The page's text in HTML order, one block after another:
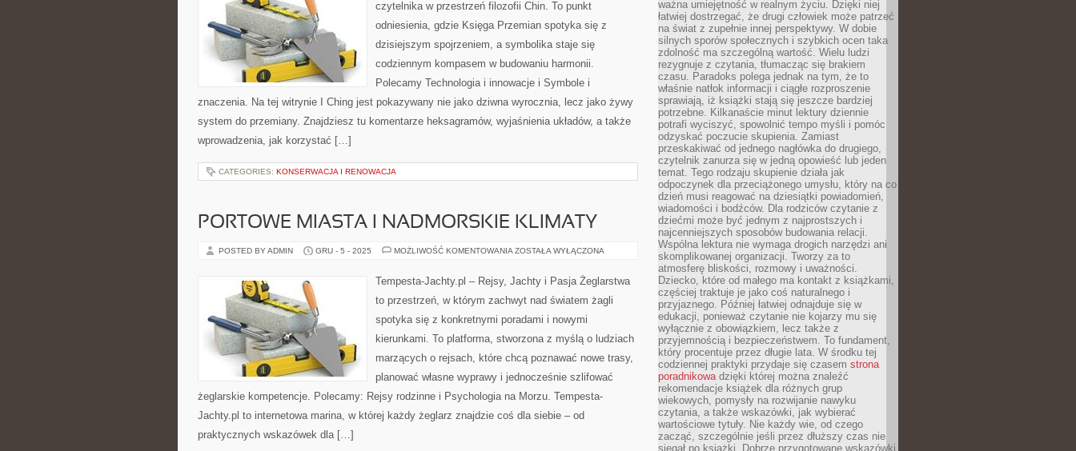
czytelnika w przestrzeń filozofii Chin. To punkt
odniesienia, gdzie Księga Przemian spotyka się z
dzisiejszym spojrzeniem, a symbolika staje się
codziennym kompasem w budowaniu harmonii.
Polecamy Technologia i innowacje i Symbole i
znaczenia. Na tej witrynie I Ching jest pokazywany nie jako dziwna wyrocznia, lecz jako żywy
system do przemiany. Znajdziesz tu komentarze heksagramów, wyjaśnienia układów, a także
wprowadzenia, jak korzystać […]
CATEGORIES: KONSERWACJA I RENOWACJA
PORTOWE MIASTA I NADMORSKIE KLIMATY
POSTED BY ADMIN GRU - 5 - 2025 MOŻLIWOŚĆ KOMENTOWANIA PORTOWE
NADMORSKIE
KLIMATY
ZOSTAŁA WYŁĄCZONA
Tempesta-Jachty.pl – Rejsy, Jachty i Pasja Żeglarstwa
to przestrzeń, w którym zachwyt nad światem żagli
spotyka się z konkretnymi poradami i nowymi
kierunkami. To platforma, stworzona z myślą o ludziach
marzących o rejsach, które chcą poznawać nowe trasy,
planować własne wyprawy i jednocześnie szlifować
żeglarskie kompetencje. Polecamy: Rejsy rodzinne i Psychologia na Morzu. Tempesta-
Jachty.pl to internetowa marina, w której każdy żeglarz znajdzie coś dla siebie – od
praktycznych wskazówek dla […]
ważna umiejętność w realnym życiu. Dzięki niej
łatwiej dostrzegać, że drugi człowiek może patrzeć
na świat z zupełnie innej perspektywy. W dobie
silnych sporów społecznych i szybkich ocen taka
zdolność ma szczególną wartość. Wielu ludzi
rezygnuje z czytania, tłumacząc się brakiem
czasu. Paradoks polega jednak na tym, że to
właśnie natłok informacji i ciągłe rozproszenie
sprawiają, iż książki stają się jeszcze bardziej
potrzebne. Kilkanaście minut lektury dziennie
potrafi wyciszyć, spowolnić tempo myśli i pomóc
odzyskać poczucie skupienia. Zamiast
przeskakiwać od jednego nagłówka do drugiego,
czytelnik zanurza się w jedną opowieść lub jeden
temat. Tego rodzaju skupienie działa jak
odpoczynek dla przeciążonego umysłu, który na co
dzień musi reagować na dziesiątki powiadomień,
wiadomości i bodźców. Dla rodziców czytanie z
dziećmi może być jednym z najprostszych i
najcenniejszych sposobów budowania relacji.
Wspólna lektura nie wymaga drogich narzędzi ani
skomplikowanej organizacji. Tworzy za to
atmosferę bliskości, rozmowy i uważności.
Dziecko, które od małego ma kontakt z książkami,
częściej traktuje je jako coś naturalnego i
przyjaznego. Później łatwiej odnajduje się w
edukacji, ponieważ czytanie nie kojarzy mu się
wyłącznie z obowiązkiem, lecz także z
przyjemnością i bezpieczeństwem. To fundament,
który procentuje przez długie lata. W środku tej
codziennej praktyki przydaje się czasem strona
poradnikowadzięki której można znaleźć
rekomendacje książek dla różnych grup
wiekowych, pomysły na rozwijanie nawyku
czytania, a także wskazówki, jak wybierać
wartościowe tytuły. Nie każdy wie, od czego
zacząć, szczególnie jeśli przez dłuższy czas nie
sięgał po książki. Dobrze przygotowane wskazówki